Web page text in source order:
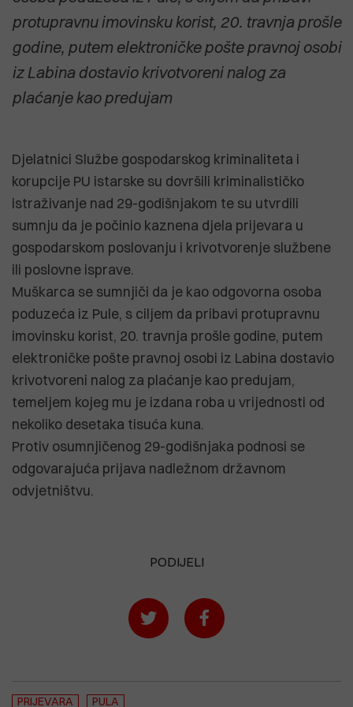
protupravnu imovinsku korist, 20. travnja prošle
godine, putem elektroničke pošte pravnoj osobi
iz Labina dostavio krivotvoreni nalog za
plaćanje kao predujam
Djelatnici Službe gospodarskog kriminaliteta i
korupcije PU istarske su dovršili kriminalističko
istraživanje nad 29-godišnjakom te su utvrdili
sumnju da je počinio kaznena djela prijevara u
gospodarskom poslovanju i krivotvorenje službene
ili poslovne isprave.
Muškarca se sumnjiči da je kao odgovorna osoba
poduzeća iz Pule, s ciljem da pribavi protupravnu
imovinsku korist, 20. travnja prošle godine, putem
elektroničke pošte pravnoj osobi iz Labina dostavio
krivotvoreni nalog za plaćanje kao predujam,
temeljem kojeg mu je izdana roba u vrijednosti od
nekoliko desetaka tisuća kuna.
Protiv osumnjičenog 29-godišnjaka podnosi se
odgovarajuća prijava nadležnom državnom
odvjetništvu.
PODIJELI
PRIJEVARA PULA